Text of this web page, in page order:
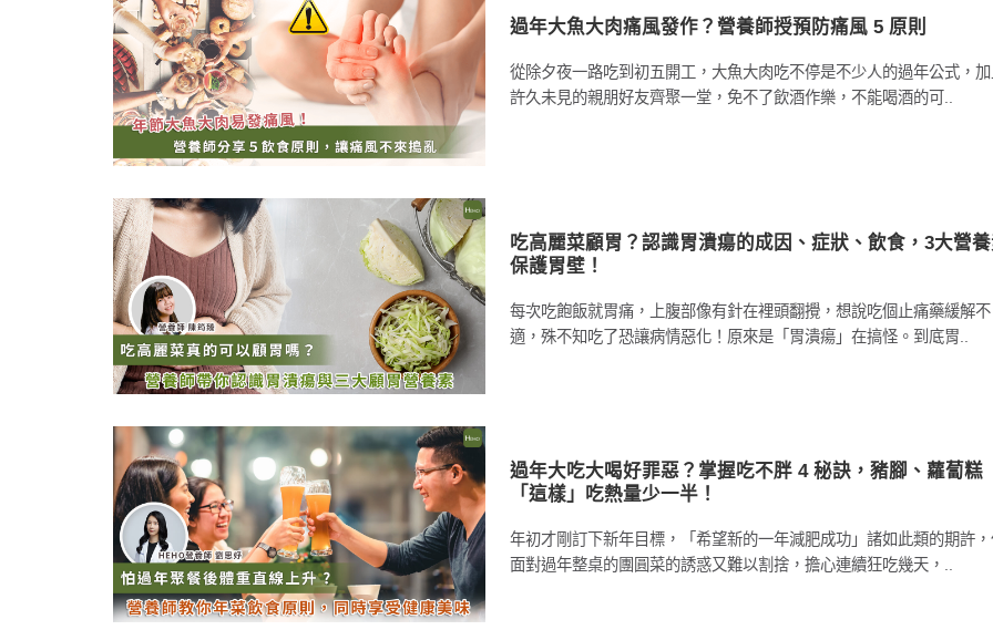
過年大魚大肉痛風發作？營養師授預防痛風 5 原則
從除夕夜一路吃到初五開工，大魚大肉吃不停是不少人的過年公式，
許久未見的親朋好友齊聚一堂，免不了飲酒作樂，不能喝酒的可..
吃高麗菜顧胃？認識胃潰瘍的成因、症狀、飲食，3大營
保護胃壁！
每次吃飽飯就胃痛，上腹部像有針在裡頭翻攪，想說吃個止痛藥緩解不
適，殊不知吃了恐讓病情惡化！原來是「胃潰瘍」在搞怪。到底胃..
過年大吃大喝好罪惡？掌握吃不胖 4 秘訣，豬腳、蘿蔔糕
「這樣」吃熱量少一半！
年初才剛訂下新年目標，「希望新的一年減肥成功」諸如此類的期許
面對過年整桌的團圓菜的誘惑又難以割捨，擔心連續狂吃幾天，..